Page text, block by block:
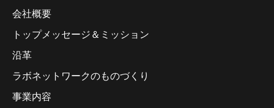
会社概要
トップメッセージ＆ミッション
沿革
ラボネットワークのものづくり
事業内容